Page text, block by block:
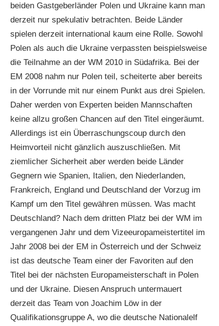
beiden Gastgeberländer Polen und Ukraine kann man
derzeit nur spekulativ betrachten. Beide Länder
spielen derzeit international kaum eine Rolle. Sowohl
Polen als auch die Ukraine verpassten beispielsweise
die Teilnahme an der WM 2010 in Südafrika. Bei der
EM 2008 nahm nur Polen teil, scheiterte aber bereits
in der Vorrunde mit nur einem Punkt aus drei Spielen.
Daher werden von Experten beiden Mannschaften
keine allzu großen Chancen auf den Titel eingeräumt.
Allerdings ist ein Überraschungscoup durch den
Heimvorteil nicht gänzlich auszuschließen. Mit
ziemlicher Sicherheit aber werden beide Länder
Gegnern wie Spanien, Italien, den Niederlanden,
Frankreich, England und Deutschland der Vorzug im
Kampf um den Titel gewähren müssen. Was macht
Deutschland? Nach dem dritten Platz bei der WM im
vergangenen Jahr und dem Vizeeuropameistertitel im
Jahr 2008 bei der EM in Österreich und der Schweiz
ist das deutsche Team einer der Favoriten auf den
Titel bei der nächsten Europameisterschaft in Polen
und der Ukraine. Diesen Anspruch untermauert
derzeit das Team von Joachim Löw in der
Qualifikationsgruppe A, wo die deutsche Nationalelf